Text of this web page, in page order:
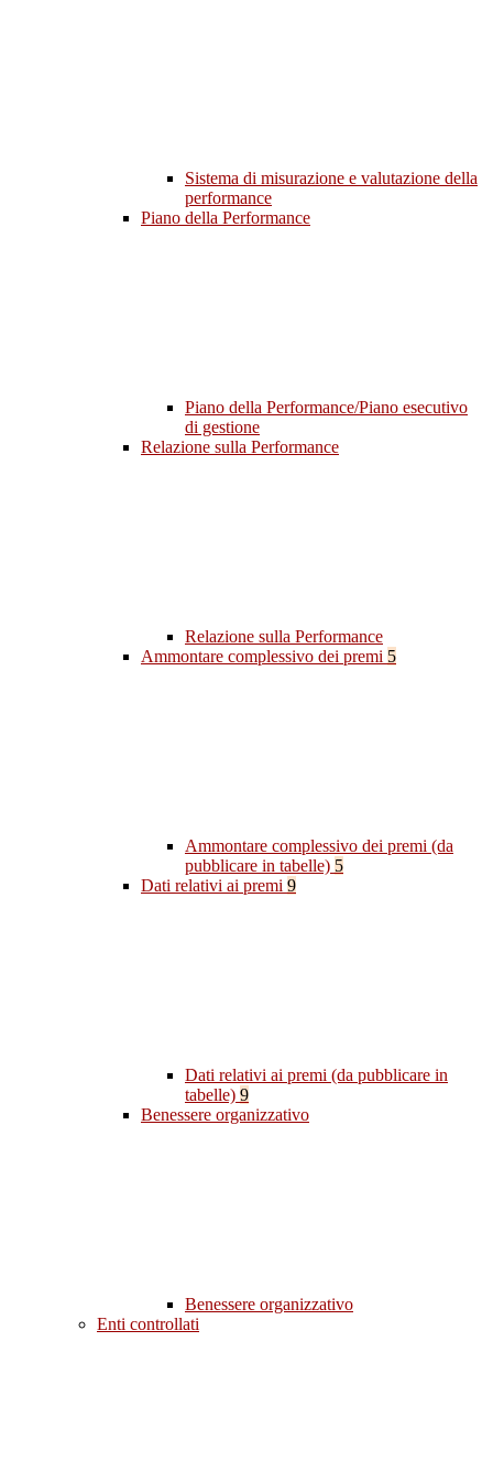
Sistema di misurazione e valutazione della
performance
Piano della Performance
Piano della Performance/Piano esecutivo
di gestione
Relazione sulla Performance
Relazione sulla Performance
Ammontare complessivo dei premi 5
Ammontare complessivo dei premi (da
pubblicare in tabelle) 5
Dati relativi ai premi 9
Dati relativi ai premi (da pubblicare in
tabelle) 9
Benessere organizzativo
Benessere organizzativo
Enti controllati